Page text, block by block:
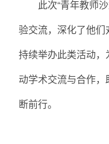
此次“青年教师
验交流，深化了他
持续举办此类活动
动学术交流与合作
断前行。